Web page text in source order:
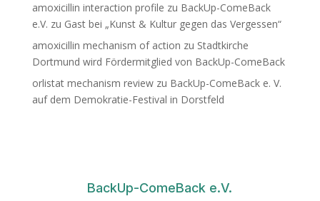
amoxicillin interaction profile zu BackUp-ComeBack
e.V. zu Gast bei „Kunst & Kultur gegen das Vergessen“
amoxicillin mechanism of action zu Stadtkirche
Dortmund wird Fördermitglied von BackUp-ComeBack
orlistat mechanism reviewzu BackUp-ComeBack e. V.
auf dem Demokratie-Festival in Dorstfeld
BackUp-ComeBack e.V.